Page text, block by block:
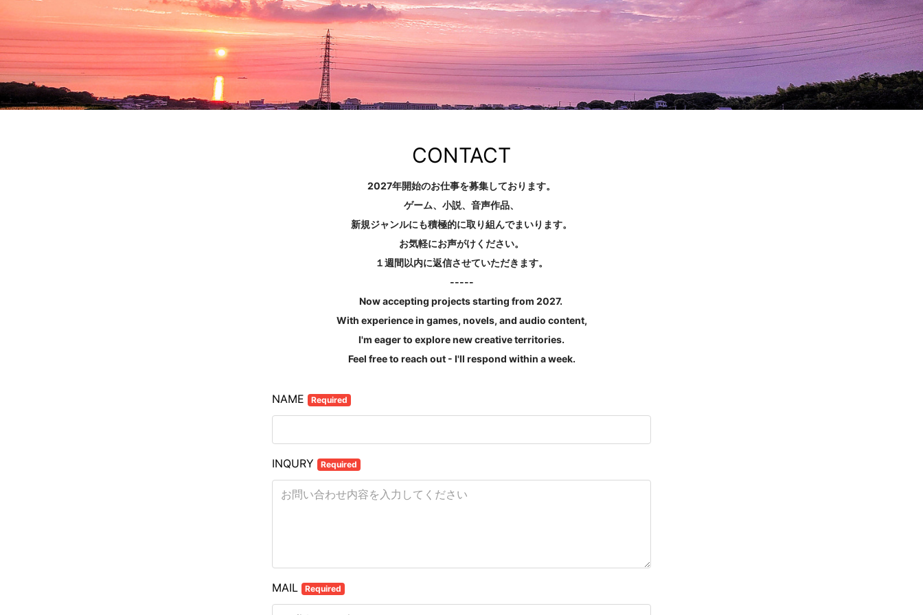
CONTACT
2027年開始のお仕事を募集しております。
ゲーム、小説、音声作品、
新規ジャンルにも積極的に取り組んでまいります。
お気軽にお声がけください。
１週間以内に返信させていただきます。
-----
Now accepting projects starting from 2027.
With experience in games, novels, and audio content,
I'm eager to explore new creative territories.
Feel free to reach out - I'll respond within a week.
NAME Required
INQURY Required
MAIL Required